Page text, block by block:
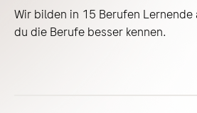
Wir bilden in 15 Berufen
du die Berufe besser kennen.